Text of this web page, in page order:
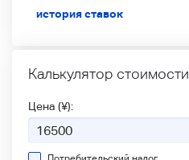
история ставок
Калькулятор стоимости
Цена (¥):